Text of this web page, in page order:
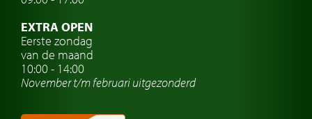
Oldtimer reizen
Oldtimerwerkplaats
Automerk horloges
EXTRA OPEN
Eerste zondag
van de maand
10:00 - 14:00
November t/m februariuitgezonderd